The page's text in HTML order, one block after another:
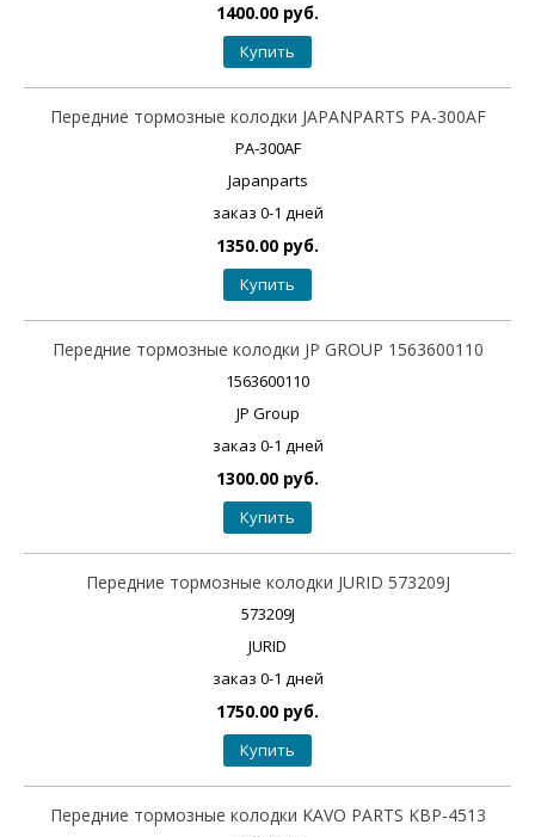
1400.00 руб.
Купить
Передние тормозные колодки JAPANPARTS PA-300AF
PA-300AF
Japanparts
заказ 0-1 дней
1350.00 руб.
Купить
Передние тормозные колодки JP GROUP 1563600110
1563600110
JP Group
заказ 0-1 дней
1300.00 руб.
Купить
Передние тормозные колодки JURID 573209J
573209J
JURID
заказ 0-1 дней
1750.00 руб.
Купить
Передние тормозные колодки KAVO PARTS KBP-4513